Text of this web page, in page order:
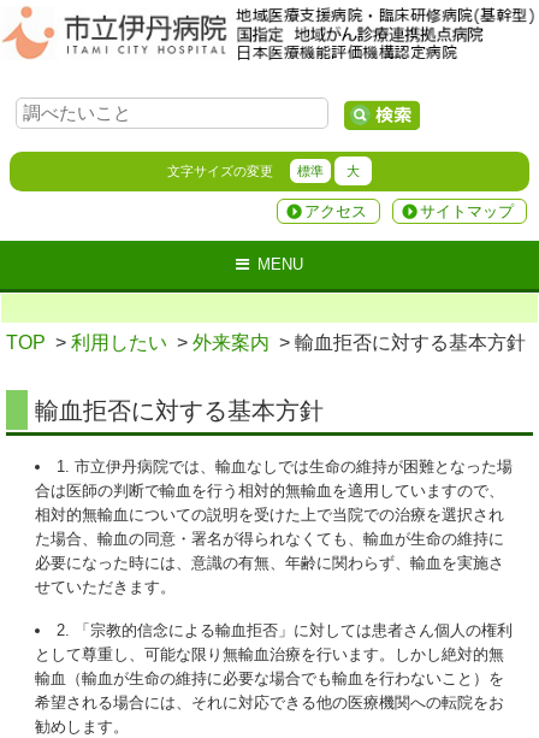
文字サイズの変更 標準 大
サイトマップ
アクセス
MENU
TOP > 利用したい > 外来案内 > 輸血拒否に対する基本方針
輸血拒否に対する基本方針
1. 市立伊丹病院では、輸血なしでは生命の維持が困難となった場
合は医師の判断で輸血を行う相対的無輸血を適用していますので、
相対的無輸血についての説明を受けた上で当院での治療を選択され
た場合、輸血の同意・署名が得られなくても、輸血が生命の維持に
必要になった時には、意識の有無、年齢に関わらず、輸血を実施さ
せていただきます。
2. 「宗教的信念による輸血拒否」に対しては患者さん個人の権利
として尊重し、可能な限り無輸血治療を行います。しかし絶対的無
輸血（輸血が生命の維持に必要な場合でも輸血を行わないこと）を
希望される場合には、それに対応できる他の医療機関への転院をお
勧めします。